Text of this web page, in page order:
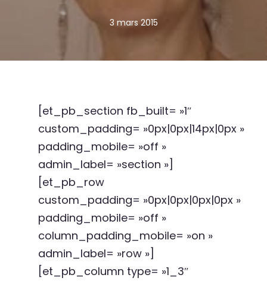
3 mars 2015
[et_pb_section fb_built= »1″
custom_padding= »0px|0px|14px|0px »
padding_mobile= »off »
admin_label= »section »]
[et_pb_row
custom_padding= »0px|0px|0px|0px »
padding_mobile= »off »
column_padding_mobile= »on »
admin_label= »row »]
[et_pb_column type= »1_3″